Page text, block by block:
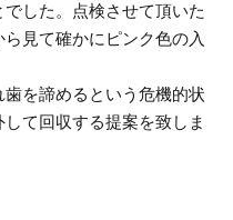
した。点検させて頂いた
見て確かにピンク色の入
を諦めるという危機的状
て回収する提案を致しま